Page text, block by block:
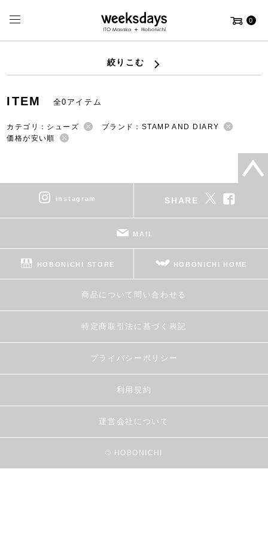
0
絞りこむ
ITEM 全0アイテム
カテゴリ：シューズ
ブランド：STAMP AND DIARY
価格が安い順
instagram SHARE
MAIL
HOBONICHI STORE HOBONICHI HOME
商品について問い合わせる
特定商取引法に基づく表記
プライバシーポリシー
利用規約
運営会社について
© HOBONICHI